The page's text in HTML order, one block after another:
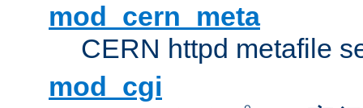
mod_cern_meta
CERN httpd metafile
mod_cgi